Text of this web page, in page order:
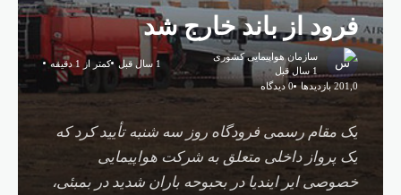
فرود از باند خارج شد
سازمان هواپیمایی کشوری
1 سال قبل
1 سال قبل کمتر از 1 دقیقه
201,0 بازدیدها 0 دیدگاه
یک مقام رسمی فرودگاه روز سه شنبه تأیید کرد که
یک پرواز داخلی متعلق به شرکت هواپیمایی
خصوصی ایر ایندیا در بحبوحه باران شدید در بمبئی،